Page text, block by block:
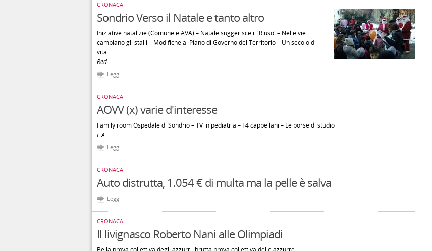
CRONACA
Sondrio Verso il Natale e tanto altro
Iniziative natalizie (Comune e AVA) – Natale suggerisce il 'Riuso' – Nelle vie
cambiano gli stalli – Modifiche al Piano di Governo del Territorio – Un secolo di
vita
Red
Leggi
CRONACA
AOVV (x) varie d'interesse
Family room Ospedale di Sondrio – TV in pediatria – I 4 cappellani – Le borse di studio
L.A.
Leggi
CRONACA
Auto distrutta, 1.054 € di multa ma la pelle è salva
Leggi
CRONACA
Il livignasco Roberto Nani alle Olimpiadi